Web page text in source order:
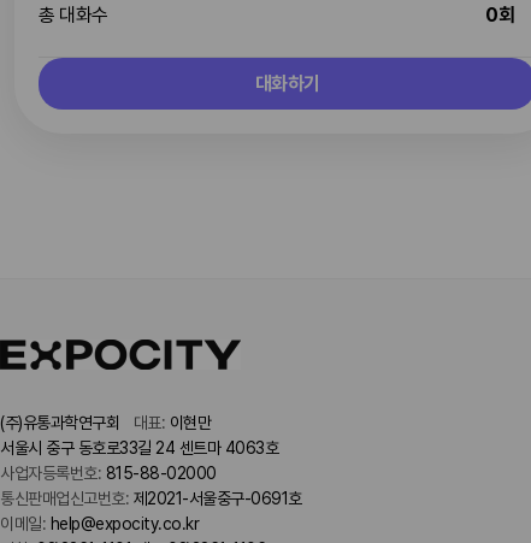
총 대화수
0회
대화하기
(주)유통과학연구회 대표: 이현만
서울시 중구 동호로33길 24 센트마 4063호
사업자등록번호: 815-88-02000
통신판매업신고번호: 제2021-서울중구-0691호
이메일: help@expocity.co.kr